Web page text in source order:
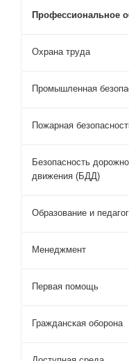
Профессиональное
Охрана труда
Промышленная
Пожарная
Безопасность
движения (БДД)
Образование и
Менеджмент
Первая помощь
Гражданская оборона